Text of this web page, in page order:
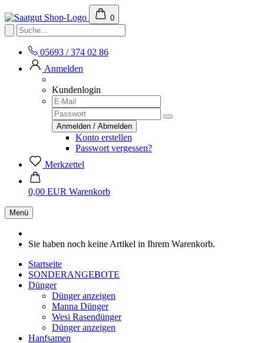
0
05693 / 374 02 86
Anmelden
Kundenlogin
Konto erstellen
Passwort vergessen?
Merkzettel
0,00 EUR Warenkorb
Menü
Sie haben noch keine Artikel in Ihrem Warenkorb.
Startseite
SONDERANGEBOTE
Dünger
Dünger anzeigen
Manna Dünger
Wesi Rasendünger
Dünger anzeigen
Hanfsamen